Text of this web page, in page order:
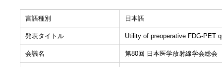
言語種別 日本語
発表タイトル Utility of preoperative FDG-PET
会議名 第80回 日本医学放射線学会総会